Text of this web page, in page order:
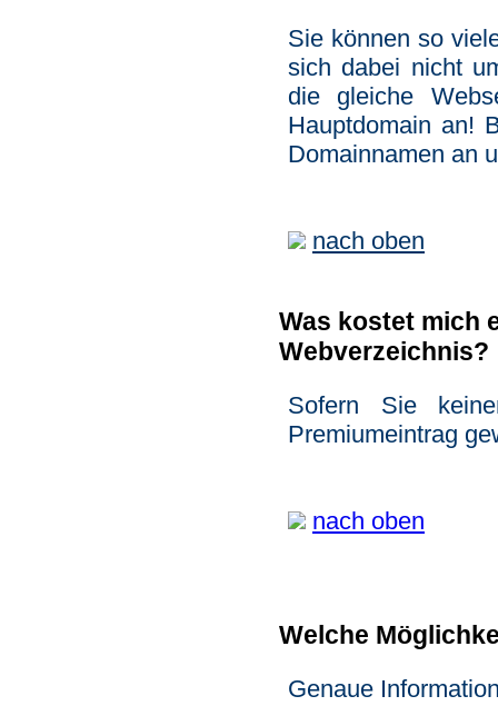
Sie können so
sich dabei nicht
die gleiche
Hauptdomain an!
Domainnamen an
nach oben
Was kostet mich
Webverzeichnis?
Sofern Sie
Premiumeintrag
nach oben
Welche
Genaue